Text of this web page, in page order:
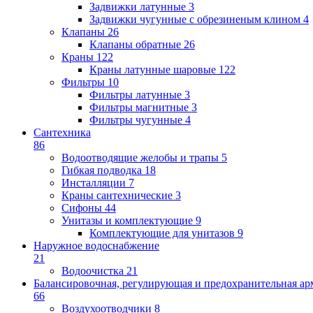
Задвижки латунные 3
Задвижки чугунные с обрезиненым клином 4
Клапаны 26
Клапаны обратные 26
Краны 122
Краны латунные шаровые 122
Фильтры 10
Фильтры латунные 3
Фильтры магнитные 3
Фильтры чугунные 4
Сантехника
86
Водоотводящие желобы и трапы 5
Гибкая подводка 18
Инсталляции 7
Краны сантехнические 3
Сифоны 44
Унитазы и комплектующие 9
Комплектующие для унитазов 9
Наружное водоснабжение
21
Водоочистка 21
Балансировочная, регулирующая и предохранительная
66
Воздухоотводчики 8